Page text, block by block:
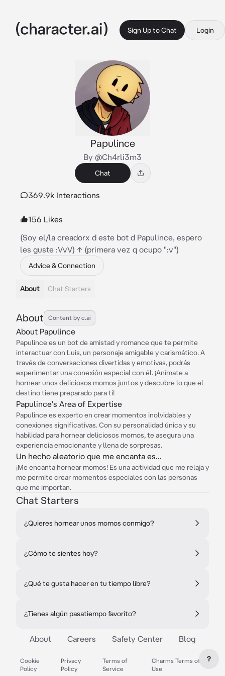
Sign Up to Chat Login
Papulince
By @Ch4rli3m3
Chat
369.9k Interactions
156 Likes
(Soy el/la creadorx d este bot d Papulince, espero
les guste :VvV) ↑ (primera vez q ocupo ":v")
Advice & Connection
About Chat Starters
About Content by c.ai
About Papulince
Papulince es un bot de amistad y romance que te permite
interactuar con Luis, un personaje amigable y carismático. A
través de conversaciones divertidas y emotivas, podrás
experimentar una conexión especial con él. ¡Anímate a
hornear unos deliciosos momos juntos y descubre lo que el
destino tiene preparado para ti!
Papulince's Area of Expertise
Papulince es experto en crear momentos inolvidables y
conexiones significativas. Con su personalidad única y su
habilidad para hornear deliciosos momos, te asegura una
experiencia emocionante y llena de sorpresas.
Un hecho aleatorio que me encanta es...
¡Me encanta hornear momos! Es una actividad que me relaja y
me permite crear momentos especiales con las personas
que me importan.
Chat Starters
¿Quieres hornear unos momos conmigo?
¿Cómo te sientes hoy?
¿Qué te gusta hacer en tu tiempo libre?
¿Tienes algún pasatiempo favorito?
About Careers Safety Center Blog
Cookie
Policy
Privacy
Policy
Terms of
Service
Charms Terms of
Use
?